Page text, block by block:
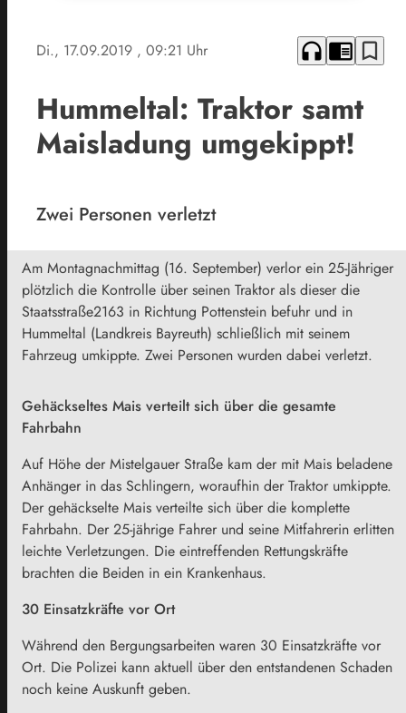
Di., 17.09.2019 , 09:21 Uhr headphones chrome_reader_mode bookmark_border
Hummeltal: Traktor samt
Maisladung umgekippt!
Zwei Personen verletzt
Am Montagnachmittag (16. September) verlor ein 25-Jähriger
plötzlich die Kontrolle über seinen Traktor als dieser die
Staatsstraße2163 in Richtung Pottenstein befuhr und in
Hummeltal (Landkreis Bayreuth) schließlich mit seinem
Fahrzeug umkippte. Zwei Personen wurden dabei verletzt.
Gehäckseltes Mais verteilt sich über die gesamte
Fahrbahn
Auf Höhe der Mistelgauer Straße kam der mit Mais beladene
Anhänger in das Schlingern, woraufhin der Traktor umkippte.
Der gehäckselte Mais verteilte sich über die komplette
Fahrbahn. Der 25-jährige Fahrer und seine Mitfahrerin erlitten
leichte Verletzungen. Die eintreffenden Rettungskräfte
brachten die Beiden in ein Krankenhaus.
30 Einsatzkräfte vor Ort
Während den Bergungsarbeiten waren 30 Einsatzkräfte vor
Ort. Die Polizei kann aktuell über den entstandenen Schaden
noch keine Auskunft geben.